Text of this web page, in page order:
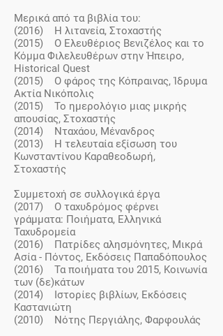
Μερικά από τα βιβλία του:
(2016) Η λιτανεία, Στοχαστής
(2015) Ο Ελευθέριος Βενιζέλος και το
Κόμμα Φιλελευθέρων στην Ήπειρο,
Historical Quest
(2015) Ο φάρος της Κόπραινας, Ίδρυμα
Ακτία Νικόπολις
(2015) Το ημερολόγιο μιας μικρής
απουσίας, Στοχαστής
(2014) Νταχάου, Μένανδρος
(2013) Η τελευταία εξίσωση του
Κωνσταντίνου Καραθεοδωρή,
Στοχαστής
Συμμετοχή σε συλλογικά έργα
(2017) Ο ταχυδρόμος φέρνει
γράμματα: Ποιήματα, Ελληνικά
Ταχυδρομεία
(2016) Πατρίδες αλησμόνητες, Μικρά
Ασία - Πόντος, Εκδόσεις Παπαδόπουλος
(2016) Τα ποιήματα του 2015, Κοινωνία
των (δε)κάτων
(2014) Ιστορίες βιβλίων, Εκδόσεις
Καστανιώτη
(2010) Νότης Περγιάλης, Φαρφουλάς